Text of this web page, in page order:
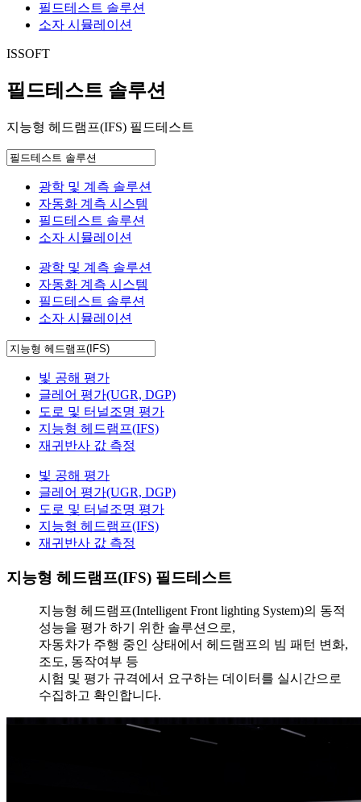
필드테스트 솔루션
소자 시뮬레이션
ISSOFT
필드테스트 솔루션
지능형 헤드램프(IFS) 필드테스트
광학 및 계측 솔루션
자동화 계측 시스템
필드테스트 솔루션
소자 시뮬레이션
광학 및 계측 솔루션
자동화 계측 시스템
필드테스트 솔루션
소자 시뮬레이션
빛 공해 평가
글레어 평가(UGR, DGP)
도로 및 터널조명 평가
지능형 헤드램프(IFS)
재귀반사 값 측정
빛 공해 평가
글레어 평가(UGR, DGP)
도로 및 터널조명 평가
지능형 헤드램프(IFS)
재귀반사 값 측정
지능형 헤드램프(IFS) 필드테스트
지능형 헤드램프(Intelligent Front lighting System)의 동적
성능을 평가 하기 위한 솔루션으로,
자동차가 주행 중인 상태에서 헤드램프의 빔 패턴 변화,
조도, 동작여부 등
시험 및 평가 규격에서 요구하는 데이터를 실시간으로
수집하고 확인합니다.